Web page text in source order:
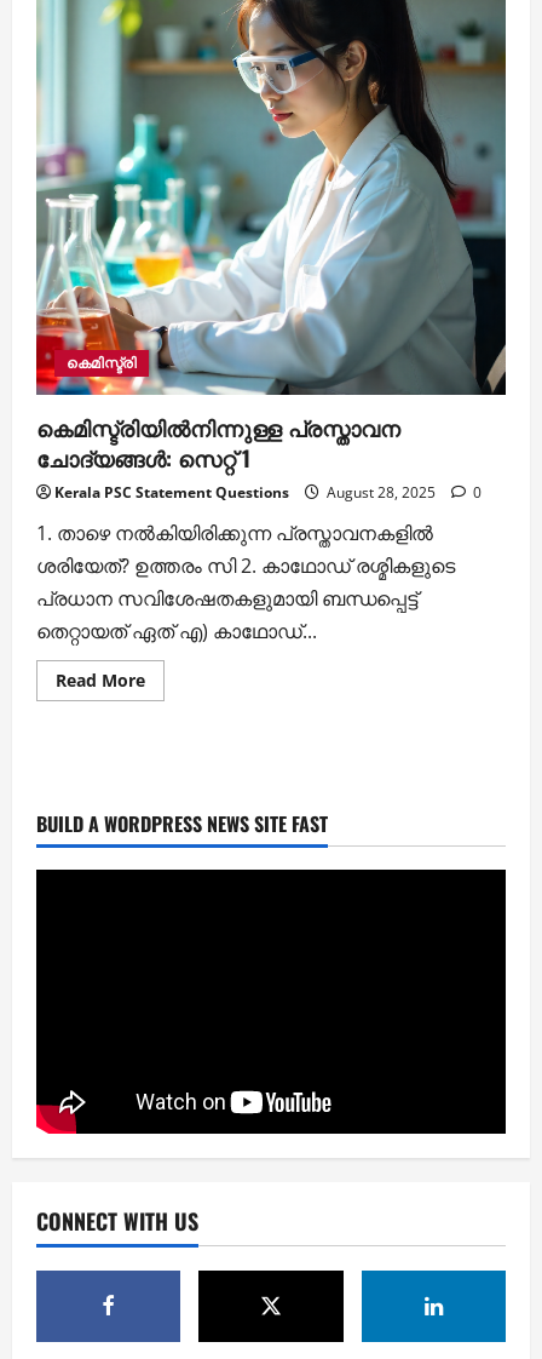
കെമിസ്ട്രി
കെമിസ്ട്രിയില്‍നിന്നുള്ള പ്രസ്താവന
ചോദ്യങ്ങള്‍: സെറ്റ് 1
Kerala PSC Statement Questions August 28, 2025 0
1. താഴെ നല്‍കിയിരിക്കുന്ന പ്രസ്താവനകളില്‍
ശരിയേത്? ഉത്തരം സി 2. കാഥോഡ് രശ്മികളുടെ
പ്രധാന സവിശേഷതകളുമായി ബന്ധപ്പെട്ട്
തെറ്റായത് ഏത് എ) കാഥോഡ്...
Read MoreRead
more
BUILD A WORDPRESS NEWS SITE FAST
CONNECT WITH US